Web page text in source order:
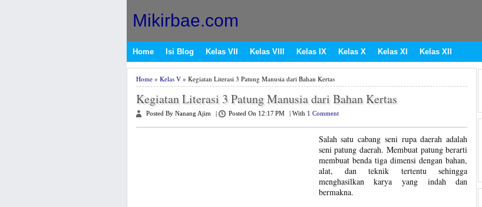
Mikirbae.com
Home Isi Blog Kelas VII Kelas VIII Kelas IX Kelas X Kelas XI Kelas XII
Home» Kelas V» Kegiatan Literasi 3 Patung Manusia dari Bahan Kertas
Kegiatan Literasi 3 Patung Manusia dari Bahan Kertas
Posted By Nanang Ajim Posted On 12:17 PM With 1 Comment
Salah satu cabang seni rupa daerah adalah
seni patung daerah. Membuat patung berarti
membuat benda tiga dimensi dengan bahan,
alat, dan teknik tertentu sehingga
menghasilkan karya yang indah dan
bermakna.